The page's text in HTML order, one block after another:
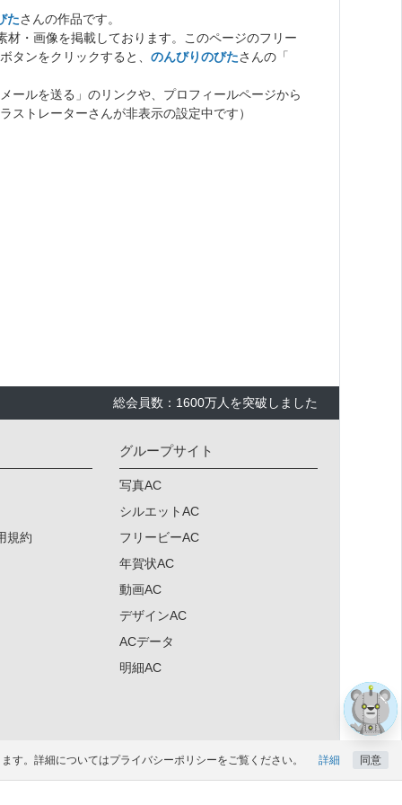
す。詳細についてはプライバシーポリシーをご覧ください。 詳細 同意
たさんの作品です。
・画像を掲載しております。このページのフリー
タンをクリックすると、 のんびりのびたさんの「
ールを送る」のリンクや、プロフィールページから
トレーターさんが非表示の設定中です）
総会員数：1600万人を突破しました
規約
グループサイト
写真AC
シルエットAC
フリービーAC
年賀状AC
動画AC
デザインAC
ACデータ
明細AC